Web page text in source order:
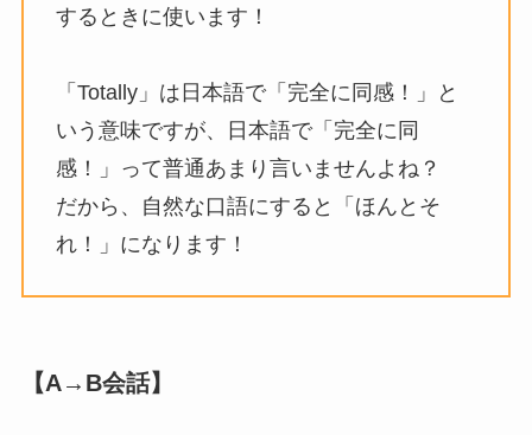
するときに使います！
「Totally」は日本語で「完全に同感！」と
いう意味ですが、日本語で「完全に同
感！」って普通あまり言いませんよね？
だから、自然な口語にすると「ほんとそ
れ！」になります！
【A→B会話】